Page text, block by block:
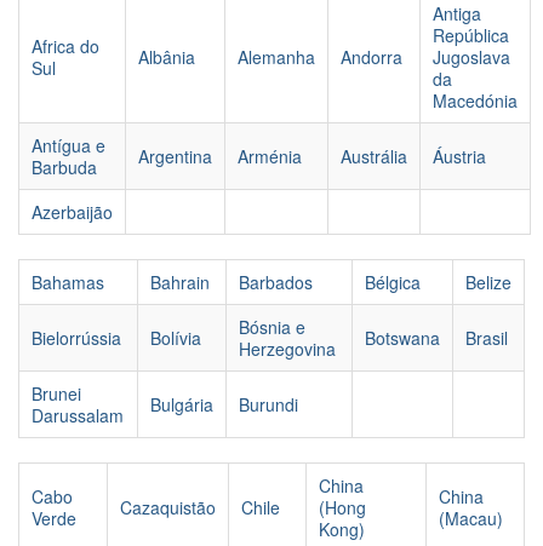
Africa do
Sul
Albânia Alemanha Andorra
Antiga
República
Jugoslava
da
Macedónia
Antígua e
Barbuda
Argentina Arménia Austrália Áustria
Azerbaijão
Bahamas Bahrain Barbados Bélgica Belize
Bielorrússia Bolívia
Bósnia e
Herzegovina
Botswana Brasil
Brunei
Darussalam
Bulgária Burundi
Cabo
Verde
Cazaquistão Chile
China
(Hong
Kong)
China
(Macau)